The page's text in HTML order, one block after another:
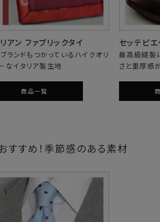
アン ファブリックタイ
ランドもつかっているハイクオリ
なイタリア製生地
商品一覧
セッテピ
最高級縫製
さと重厚感
すすめ！季節感のある素材